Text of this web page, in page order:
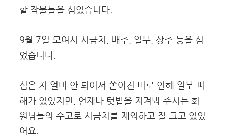
할 작물들을 심었습니다.
9월 7일 모여서 시금치, 배추, 열무, 상추 등을 심
었습니다.
심은 지 얼마 안 되어서 쏟아진 비로 인해 일부 피
해가 있었지만, 언제나 텃밭을 지켜봐 주시는 회
원님들의 수고로 시금치를 제외하고 잘 크고 있었
어요.